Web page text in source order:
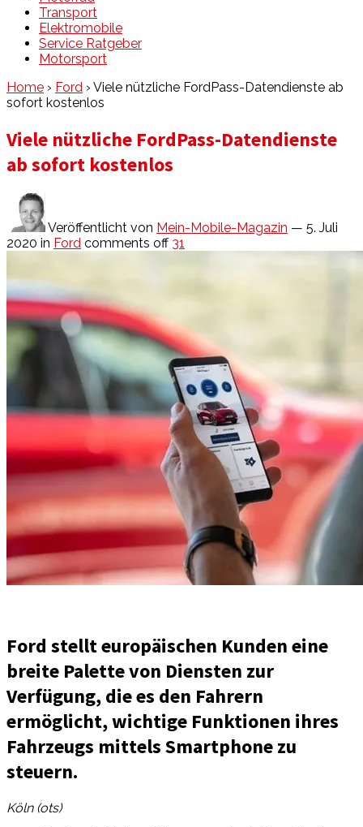
Transport
Elektromobile
Service Ratgeber
Motorsport
Home › Ford › Viele nützliche FordPass-Datendienste ab
sofort kostenlos
Viele nützliche FordPass-Datendienste
ab sofort kostenlos
Veröffentlicht von Mein-Mobile-Magazin — 5. Juli
2020 in Ford comments off 31
Ford stellt europäischen Kunden eine
breite Palette von Diensten zur
Verfügung, die es den Fahrern
ermöglicht, wichtige Funktionen ihres
Fahrzeugs mittels Smartphone zu
steuern.
Köln (ots)